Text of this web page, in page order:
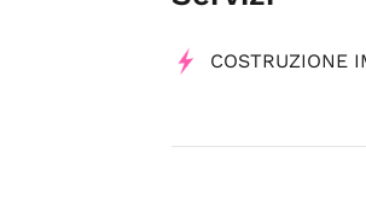
COSTRUZIONE